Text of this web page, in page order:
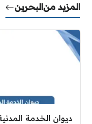
المزيد منالبحرين
ديوان الخدمة المدنية